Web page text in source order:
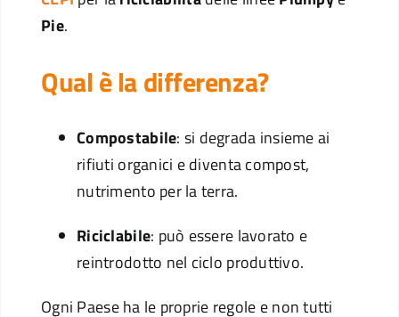
Pie.
Qual è la differenza?
Compostabile: si degrada insieme ai
rifiuti organici e diventa compost,
nutrimento per la terra.
Riciclabile: può essere lavorato e
reintrodotto nel ciclo produttivo.
Ogni Paese ha le proprie regole e non tutti